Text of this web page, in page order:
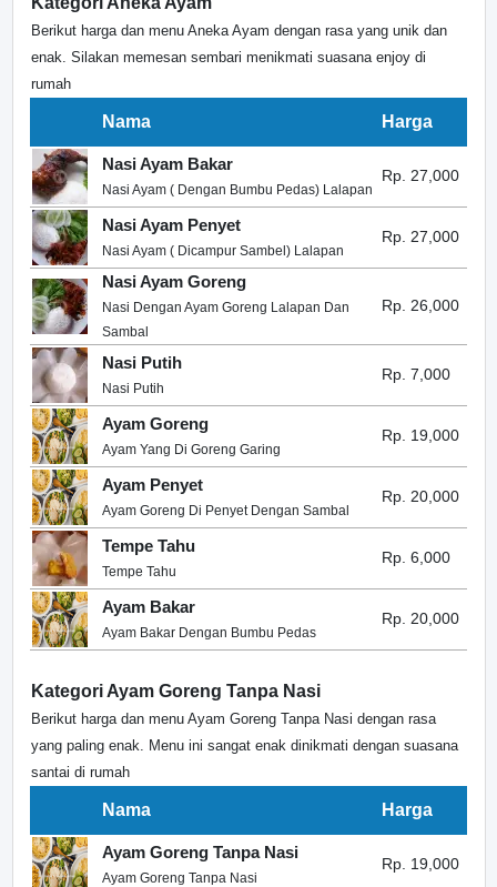
Berikut harga dan menu Aneka Ayam dengan rasa yang unik dan
enak. Silakan memesan sembari menikmati suasana enjoy di
rumah
Nama Harga
Nasi Ayam Bakar
Nasi Ayam ( Dengan Bumbu Pedas) Lalapan
Rp. 27,000
Nasi Ayam Penyet
Nasi Ayam ( Dicampur Sambel) Lalapan
Rp. 27,000
Nasi Ayam Goreng
Nasi Dengan Ayam Goreng Lalapan Dan
Sambal
Rp. 26,000
Nasi Putih
Nasi Putih
Rp. 7,000
Ayam Goreng
Ayam Yang Di Goreng Garing
Rp. 19,000
Ayam Penyet
Ayam Goreng Di Penyet Dengan Sambal
Rp. 20,000
Tempe Tahu
Tempe Tahu
Rp. 6,000
Ayam Bakar
Ayam Bakar Dengan Bumbu Pedas
Rp. 20,000
Kategori Ayam Goreng Tanpa Nasi
Berikut harga dan menu Ayam Goreng Tanpa Nasi dengan rasa
yang paling enak. Menu ini sangat enak dinikmati dengan suasana
santai di rumah
Nama Harga
Ayam Goreng Tanpa Nasi
Ayam Goreng Tanpa Nasi
Rp. 19,000